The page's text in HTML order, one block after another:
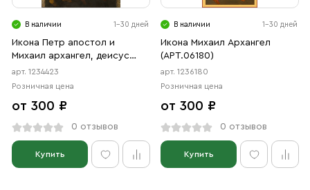
В наличии 1-30 дней
Икона Петр апостол и
Михаил архангел, деисус
(АРТ.04423)
арт. 1234423
Розничная цена
от 300 ₽
0 отзывов
Купить
В наличии 1-30 дней
Икона Михаил Архангел
(АРТ.06180)
арт. 1236180
Розничная цена
от 300 ₽
0 отзывов
Купить